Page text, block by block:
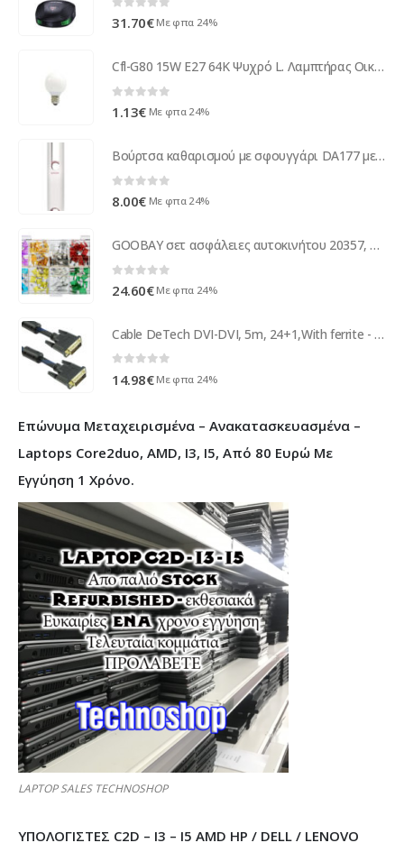
0 out of 5
31.70€ Με φπα 24%
Cfl-G80 15W E27 64K Ψυχρό L. Λαμπτήρας Οικονομίας
0 out of 5
1.13€ Με φπα 24%
Βούρτσα καθαρισμού με σφουγγάρι DA177 με σύστημα στύψης, 29cm, λευκή-γκρι
0 out of 5
8.00€ Με φπα 24%
GOOBAY σετ ασφάλειες αυτοκινήτου 20357, 101τμχ
24.60€ Με φπα 24%
Cable DeTech DVI-DVI, 5m, 24+1,With ferrite - 18186
14.98€ Με φπα 24%
Επώνυμα Μεταχειρισμένα – Ανακατασκευασμένα –
Laptops Core2duo, AMD, I3, I5, Από 80 Ευρώ Με
Εγγύηση 1 Χρόνο.
LAPTOP SALES TECHNOSHOP
ΥΠΟΛΟΓΙΣΤΕΣ C2D – I3 – I5 AMD HP / DELL / LENOVO